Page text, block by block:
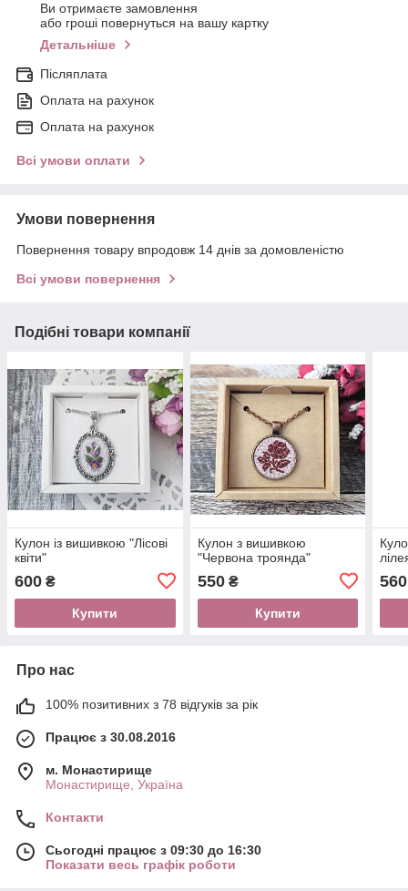
Ви отримаєте замовлення
або гроші повернуться на вашу картку
Детальніше
Післяплата
Оплата на рахунок
Оплата на рахунок
Всі умови оплати
Умови повернення
Повернення товару впродовж 14 днів за домовленістю
Всі умови повернення
Подібні товари компанії
Кулон із вишивкою "Лісові
квіти"
600 ₴
Купити
Кулон з вишивкою
"Червона троянда"
550₴
Купити
560
Про нас
100% позитивних з 78 відгуків за рік
Працює з 30.08.2016
м. Монастирище
Монастирище, Україна
Контакти
Сьогодні працює з 09:30 до 16:30
Показати весь графік роботи